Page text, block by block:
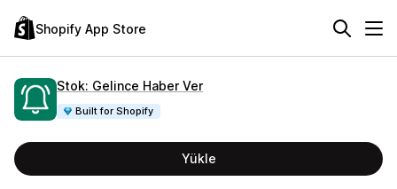
Shopify App Store
Stok: Gelince Haber Ver
Built for Shopify
Yükle